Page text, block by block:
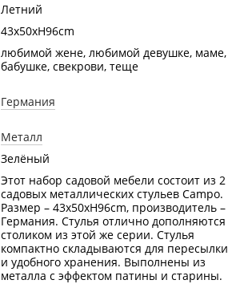
Летний
43x50xH96cm
любимой жене, любимой девушке, маме,
бабушке, свекрови, теще
Германия
Металл
Зелёный
Этот набор садовой мебели состоит из 2
садовых металлических стульев Campo.
Размер – 43x50xH96cm, производитель –
Германия. Стулья отлично дополняются
столиком из этой же серии. Стулья
компактно складываются для пересылки
и удобного хранения. Выполнены из
металла с эффектом патины и старины.